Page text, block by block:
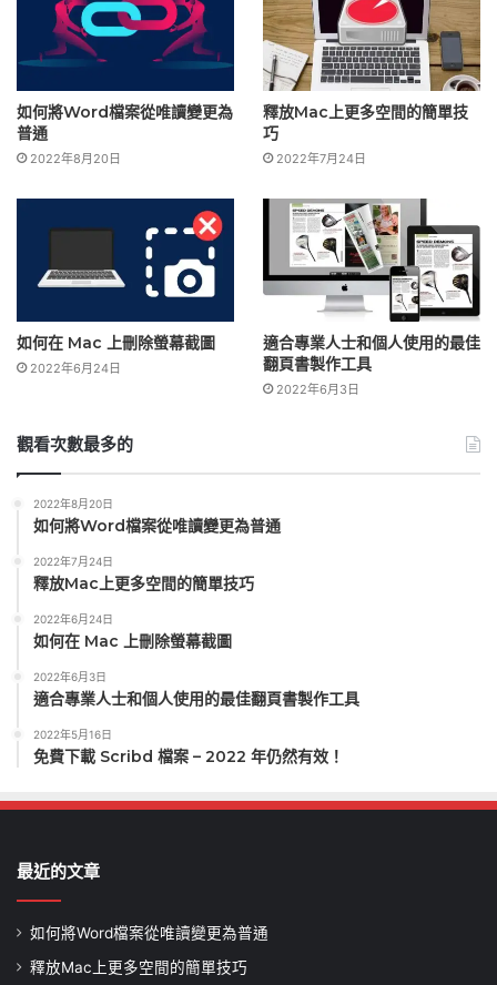
如何將Word檔案從唯讀變更為
普通
2022年8月20日
釋放Mac上更多空間的簡單技
巧
2022年7月24日
如何在 Mac 上刪除螢幕截圖
2022年6月24日
適合專業人士和個人使用的最佳
翻頁書製作工具
2022年6月3日
觀看次數最多的
2022年8月20日
如何將Word檔案從唯讀變更為普通
2022年7月24日
釋放Mac上更多空間的簡單技巧
2022年6月24日
如何在 Mac 上刪除螢幕截圖
2022年6月3日
適合專業人士和個人使用的最佳翻頁書製作工具
2022年5月16日
免費下載 Scribd 檔案 – 2022 年仍然有效！
最近的文章
如何將Word檔案從唯讀變更為普通
釋放Mac上更多空間的簡單技巧